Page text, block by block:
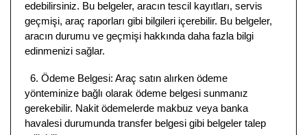
edebilirsiniz. Bu belgeler, aracın tescil kayıtları, servis
geçmişi, araç raporları gibi bilgileri içerebilir. Bu belgeler,
aracın durumu ve geçmişi hakkında daha fazla bilgi
edinmenizi sağlar.
6. Ödeme Belgesi: Araç satın alırken ödeme
yönteminize bağlı olarak ödeme belgesi sunmanız
gerekebilir. Nakit ödemelerde makbuz veya banka
havalesi durumunda transfer belgesi gibi belgeler talep